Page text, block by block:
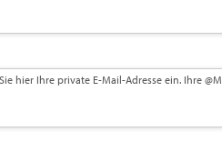
hier Ihre private E-Mail-Adresse ein. Ihre